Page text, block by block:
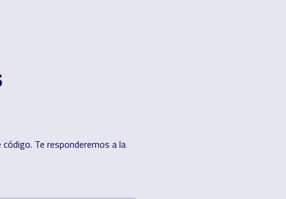
código. Te responderemos a la